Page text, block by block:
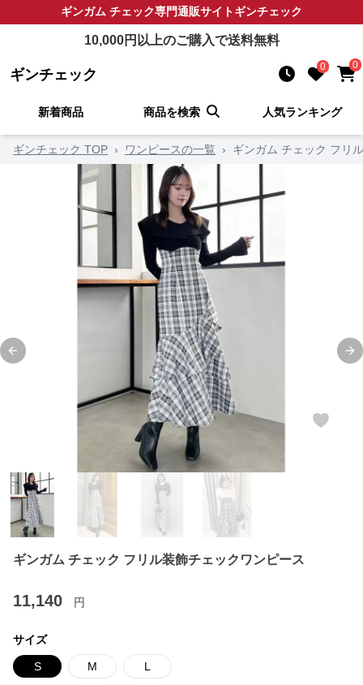
ギンガム チェック専門通販サイトギンチェック
10,000円以上のご購入で送料無料
ギンチェック 0 0
新着商品 商品を検索 人気ランキング
ギンチェック TOP › ワンピースの一覧 › ギンガム チェック フリ
Previous slide
ギンガム チェック フリル装飾チェックワンピース
11,140 円
サイズ
S M L